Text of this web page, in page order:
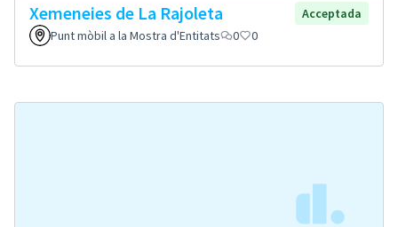
Xemeneies de La Rajoleta
Acceptada
Punt mòbil a la Mostra d'Entitats
0 0